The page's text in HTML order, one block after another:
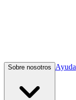
Sobre nosotros Ayuda